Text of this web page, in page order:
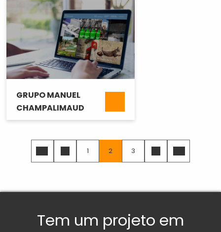
GRUPO MANUEL
CHAMPALIMAUD
Paginação
Primeira
página
Página
anterior
Página
1
Página
atual
2 Página
3
Próxima
página
Última
página
Tem um projeto em